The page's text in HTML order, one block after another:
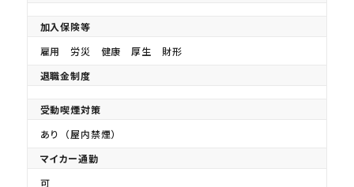
加入保険等
雇用 労災 健康 厚生 財形
退職金制度
受動喫煙対策
あり（屋内禁煙）
マイカー通勤
可